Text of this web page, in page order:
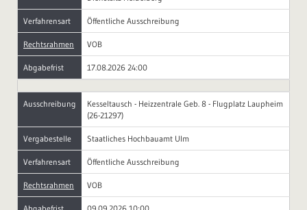
Verfahrensart Öffentliche Ausschreibung
Rechtsrahmen VOB
Abgabefrist 17.08.2026 24:00
Ausschreibung
Kesseltausch - Heizzentrale Geb. 8 - Flugplatz Laupheim
(26-21297)
Vergabestelle Staatliches Hochbauamt Ulm
Verfahrensart Öffentliche Ausschreibung
Rechtsrahmen VOB